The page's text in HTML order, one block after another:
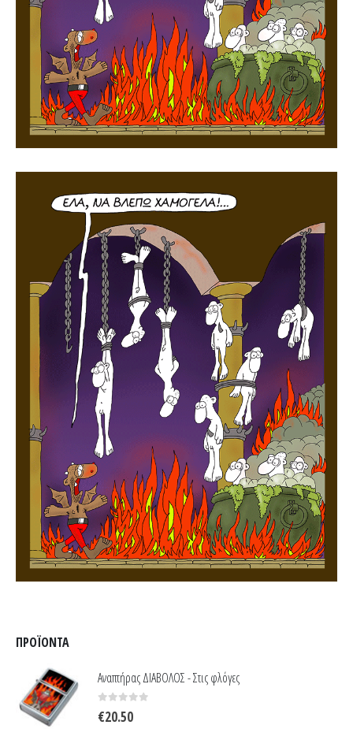
ΠΡΟΪΌΝΤΑ
Αναπτήρας ΔΙΑΒΟΛΟΣ - Στις φλόγες
0out of 5
€20.50